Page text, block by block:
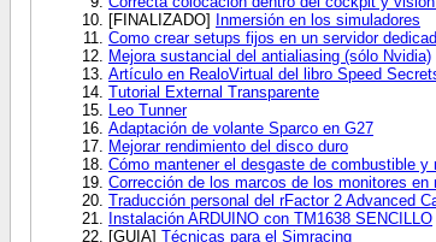
[FINALIZADO] Inmersión en los simuladores
Como crear setups fijos en un servidor
Mejora sustancial del antialiasing (sólo Nvidia)
Artículo en RealoVirtual del libro Speed
Tutorial External Transparente
Leo Tunner
Adaptación de volante Sparco en G27
Mejorar rendimiento del disco duro
Cómo mantener el desgaste de combustible
Corrección de los marcos de los monitores en
Traducción personal del rFactor 2 Advanced
Instalación ARDUINO con TM1638 SENCILLO
[GUIA] Técnicas para el Simracing